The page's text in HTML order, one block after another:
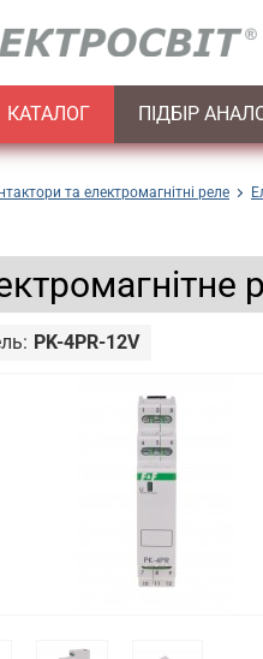
КАТАЛОГ ПІДБІР
та електромагнітні реле
PK-4PR-12V